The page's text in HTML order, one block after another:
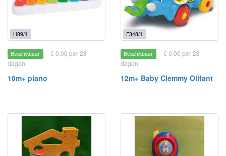
H89/1
Beschikbaar
€ 0.00 per 28
dagen
10m+ piano
F348/1
Beschikbaar
€ 0.00 per 28
dagen
12m+ Baby Clemmy Olifant